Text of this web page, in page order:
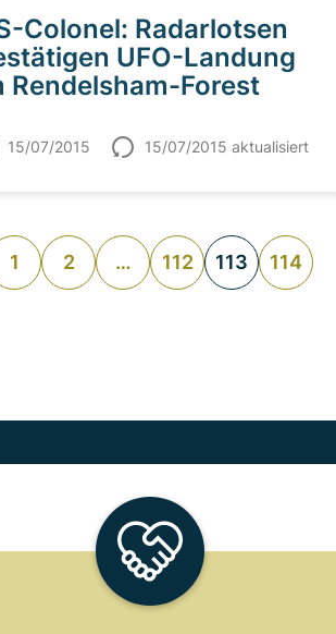
Colonel: Radarlotsen
UFO-Landung
Rendelsham-Forest
15/07/2015 15/07/2015 aktualisiert
1 2 … 112 113 114